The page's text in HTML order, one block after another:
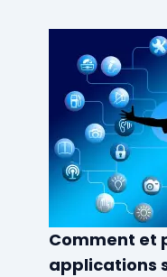
Comment et
applications